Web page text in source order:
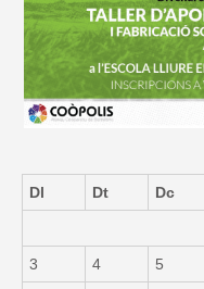
Dl Dt Dc
3 4 5